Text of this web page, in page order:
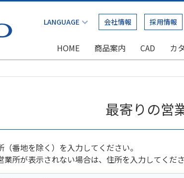
会社情報 採用情報
HOME 商品案内 CAD カ
最寄りの営
番地を除く）を入力してください。
所が表示されない場合は、住所を入力してくださ